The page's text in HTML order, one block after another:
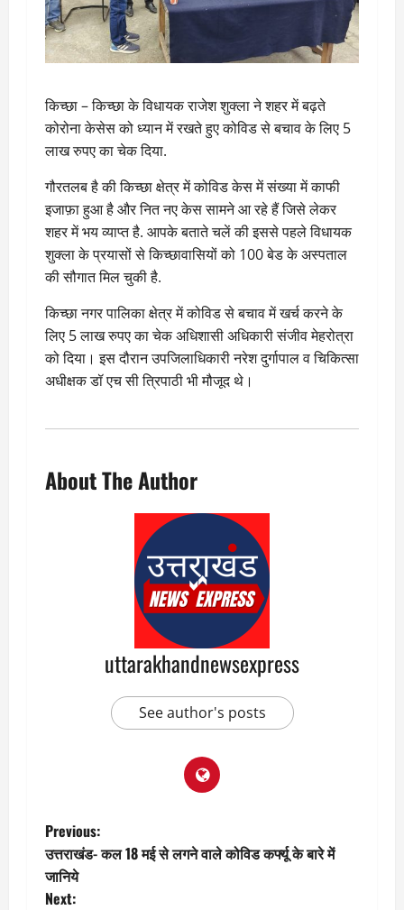
किच्छा – किच्छा के विधायक राजेश शुक्ला ने शहर में बढ़ते
कोरोना केसेस को ध्यान में रखते हुए कोविड से बचाव के लिए 5
लाख रुपए का चेक दिया.
गौरतलब है की किच्छा क्षेत्र में कोविड केस में संख्या में काफी
इजाफ़ा हुआ है और नित नए केस सामने आ रहे हैं जिसे लेकर
शहर में भय व्याप्त है. आपके बताते चलें की इससे पहले विधायक
शुक्ला के प्रयासों से किच्छावासियों को 100 बेड के अस्पताल
की सौगात मिल चुकी है.
किच्छा नगर पालिका क्षेत्र में कोविड से बचाव में खर्च करने के
लिए 5 लाख रुपए का चेक अधिशासी अधिकारी संजीव मेहरोत्रा
को दिया। इस दौरान उपजिलाधिकारी नरेश दुर्गापाल व चिकित्सा
अधीक्षक डॉ एच सी त्रिपाठी भी मौजूद थे।
About The Author
uttarakhandnewsexpress
See author's posts
P
o
Previous:
उत्तराखंड- कल 18 मई से लगने वाले कोविड कर्फ्यू के बारे में
जानिये
Next: